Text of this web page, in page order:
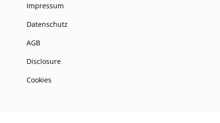
Impressum
Datenschutz
AGB
Disclosure
Cookies